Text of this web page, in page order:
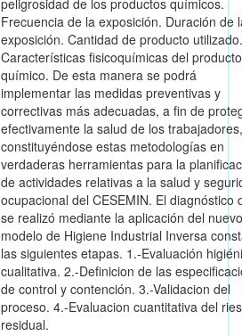
peligrosidad de los productos químicos.
Frecuencia de la exposición. Duración de
exposición. Cantidad de producto utilizado.
Características fisicoquímicas del producto
químico. De esta manera se podrá
implementar las medidas preventivas y
correctivas más adecuadas, a fin de
efectivamente la salud de los trabajadores,
constituyéndose estas metodologías en
verdaderas herramientas para la
de actividades relativas a la salud y
ocupacional del CESEMIN. El diagnóstico
se realizó mediante la aplicación del nuevo
modelo de Higiene Industrial Inversa
las siguientes etapas. 1.-Evaluación
cualitativa. 2.-Definicion de las
de control y contención. 3.-Validacion del
proceso. 4.-Evaluacion cuantitativa del
residual.